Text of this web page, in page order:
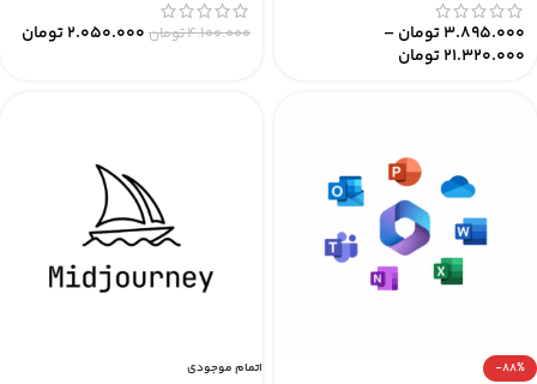
3.895.000تومان –
21.320.000تومان
4.100.000تومان 2.050.000تومان
-88%
اتمام موجودی